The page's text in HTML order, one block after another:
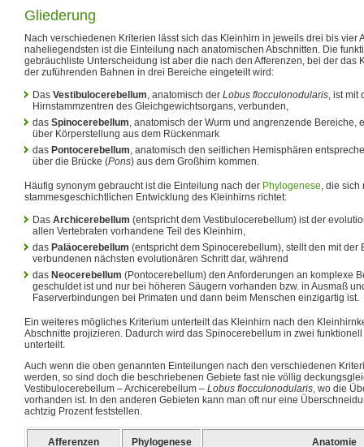
Gliederung
Nach verschiedenen Kriterien lässt sich das Kleinhirn in jeweils drei bis vier
naheliegendsten ist die Einteilung nach anatomischen Abschnitten. Die
gebräuchliste Unterscheidung ist aber die nach den Afferenzen, bei der das
der zuführenden Bahnen in drei Bereiche eingeteilt wird:
Das Vestibulocerebellum, anatomisch der Lobus flocculonodularis, ist mit
Hirnstammzentren des Gleichgewichtsorgans, verbunden,
das Spinocerebellum, anatomisch der Wurm und angrenzende Bereiche,
über Körperstellung aus dem Rückenmark
das Pontocerebellum, anatomisch den seitlichen Hemisphären
über die Brücke (Pons) aus dem Großhirn kommen.
Häufig synonym gebraucht ist die Einteilung nach der Phylogenese, die sich
stammesgeschichtlichen Entwicklung des Kleinhirns richtet:
Das Archicerebellum (entspricht dem Vestibulocerebellum) ist der
allen Vertebraten vorhandene Teil des Kleinhirn,
das Paläocerebellum (entspricht dem Spinocerebellum), stellt den mit der
verbundenen nächsten evolutionären Schritt dar, während
das Neocerebellum (Pontocerebellum) den Anforderungen an komplexe
geschuldet ist und nur bei höheren Säugern vorhanden bzw. in Ausmaß
Faserverbindungen bei Primaten und dann beim Menschen einzigartig ist.
Ein weiteres mögliches Kriterium unterteilt das Kleinhirn nach den
Abschnitte projizieren. Dadurch wird das Spinocerebellum in zwei
unterteilt.
Auch wenn die oben genannten Einteilungen nach den verschiedenen
werden, so sind doch die beschriebenen Gebiete fast nie völlig
Vestibulocerebellum – Archicerebellum – Lobus flocculonodularis, wo die
vorhanden ist. In den anderen Gebieten kann man oft nur eine
achtzig Prozent feststellen.
Afferenzen Phylogenese Anatomie